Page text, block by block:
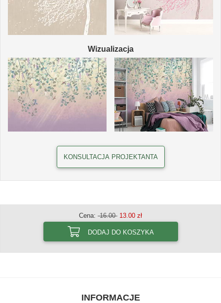
Wizualizacja
KONSULTACJA PROJEKTANTA
Cena: 16.00 13.00 zł
DODAJ DO KOSZYKA
INFORMACJE